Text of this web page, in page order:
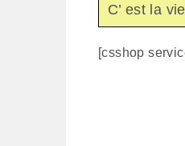
C’ est la vie
[csshop